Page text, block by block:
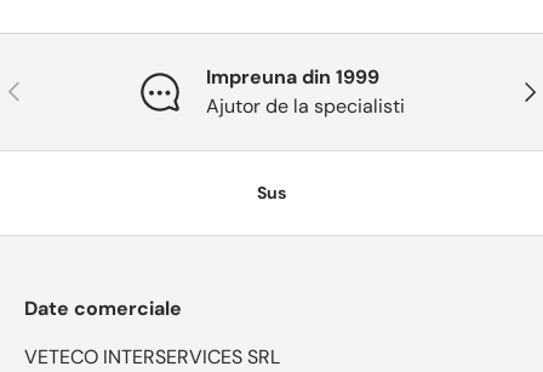
Anterior
Impreuna din 1999
Ajutor de la specialisti
Sus
Date comerciale
VETECO INTERSERVICES SRL